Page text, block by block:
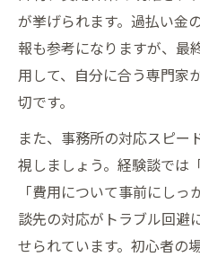
が挙げられます。過払い金
報も参考になりますが、最
用して、自分に合う専門家
切です。
また、事務所の対応スピー
視しましょう。経験談では
「費用について事前にし
談先の対応がトラブル回避
せられています。初心者の